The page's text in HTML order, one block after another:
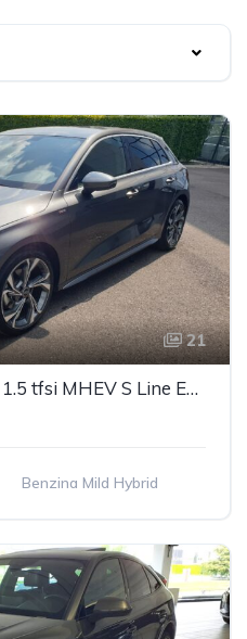
21
AUDI A3 Sportback 35 1.5 tfsi MHEV S Line Edition S-tronic
Benzina Mild Hybrid